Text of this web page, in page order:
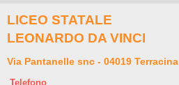
LICEO STATALE
LEONARDO DA VINCI
Via Pantanelle snc - 04019 Terracina
Telefono